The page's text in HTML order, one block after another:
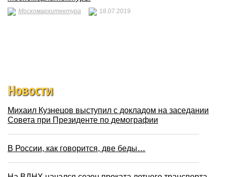
Москомархитектура 18.07.2019
Новости
Михаил Кузнецов выступил с докладом на заседании
Совета при Президенте по демографии
В России, как говорится, две беды…